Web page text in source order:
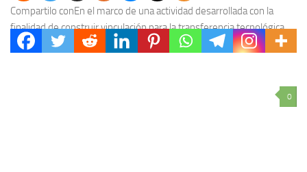
Compartilo conEn el marco de una actividad desarrollada con la
finalidad de construir vinculación para la transferencia tecnológica,
se desarrolló el primer encuentro entre empresas...
0